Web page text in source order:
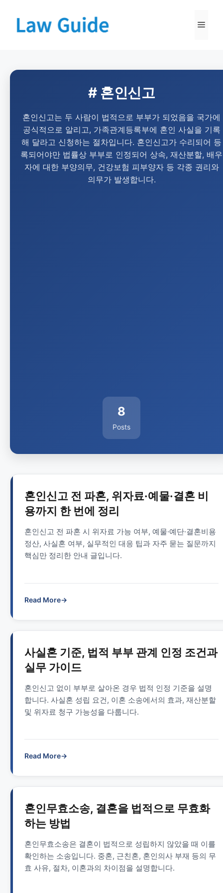
# 혼인신고
혼인신고는 두 사람이 법적으로 부부가 되었음을 국가에
공식적으로 알리고, 가족관계등록부에 혼인 사실을 기록
해 달라고 신청하는 절차입니다. 혼인신고가 수리되어 등
록되어야만 법률상 부부로 인정되어 상속, 재산분할, 배우
자에 대한 부양의무, 건강보험 피부양자 등 각종 권리와
의무가 발생합니다.
8
Posts
혼인신고 전 파혼, 위자료·예물·결혼 비
용까지 한 번에 정리
혼인신고 전 파혼 시 위자료 가능 여부, 예물·예단·결혼비용
정산, 사실혼 여부, 실무적인 대응 팁과 자주 묻는 질문까지
핵심만 정리한 안내 글입니다.
Read More→
사실혼 기준, 법적 부부 관계 인정 조건과
실무 가이드
혼인신고 없이 부부로 살아온 경우 법적 인정 기준을 설명
합니다. 사실혼 성립 요건, 이혼 소송에서의 효과, 재산분할
및 위자료 청구 가능성을 다룹니다.
Read More→
혼인무효소송, 결혼을 법적으로 무효화
하는 방법
혼인무효소송은 결혼이 법적으로 성립하지 않았을 때 이를
확인하는 소송입니다. 중혼, 근친혼, 혼인의사 부재 등의 무
효 사유, 절차, 이혼과의 차이점을 설명합니다.